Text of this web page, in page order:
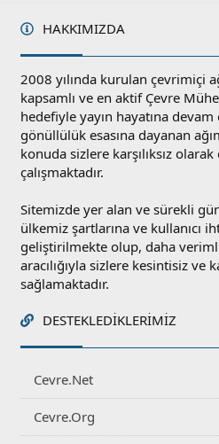
HAKKIMIZDA
2008 yılında kurulan çevrimiçi
kapsamlı ve en aktif Çevre
hedefiyle yayın hayatına
gönüllülük esasına dayanan
konuda sizlere karşılıksız
çalışmaktadır.
Sitemizde yer alan ve sürekli
ülkemiz şartlarına ve kullanıcı
geliştirilmekte olup, daha
aracılığıyla sizlere kesintisiz ve
sağlamaktadır.
DESTEKLEDIKLERIMIZ
Cevre.Net
Cevre.Org